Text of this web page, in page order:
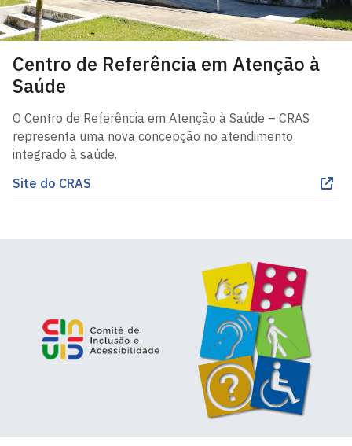
Centro de Referência em Atenção à
Saúde
O Centro de Referência em Atenção à Saúde – CRAS
representa uma nova concepção no atendimento
integrado à saúde.
Site do CRAS